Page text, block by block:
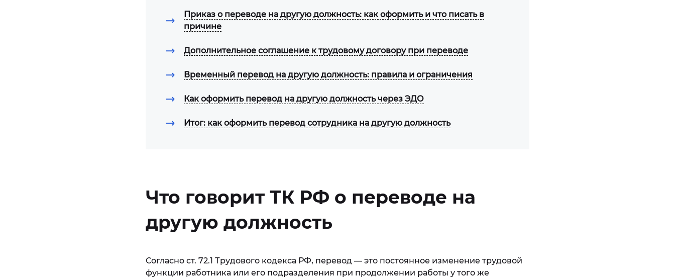
Приказ о переводе на другую должность: как оформить и что писать в
причине
Дополнительное соглашение к трудовому договору при переводе
Временный перевод на другую должность: правила и ограничения
Как оформить перевод на другую должность через ЭДО
Итог: как оформить перевод сотрудника на другую должность
Что говорит ТК РФ о переводе на
другую должность
Согласно ст. 72.1 Трудового кодекса РФ, перевод — это постоянное изменение трудовой
функции работника или его подразделения при продолжении работы у того же